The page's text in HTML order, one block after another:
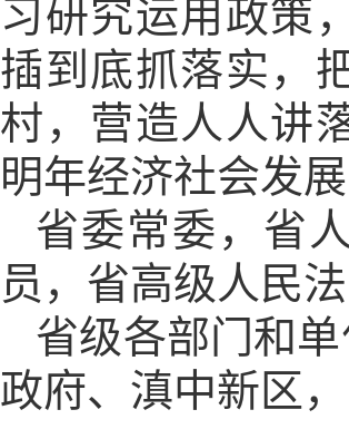
习研究运用政策
插到底抓落实，
村，营造人人讲
明年经济社会发
省委常委，省
员，省高级人民
省级各部门和
政府、滇中新区